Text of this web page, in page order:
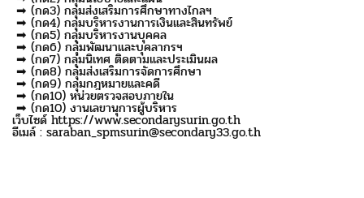
➡ (กด3) กลุ่มส่งเสริมการศึกษาทางไกลฯ
➡ (กด4) กลุ่มบริหารงานการเงินและสินทรัพย์
➡ (กด5) กลุ่มบริหารงานบุคคล
➡ (กด6) กลุ่มพัฒนาและบุคลากรฯ
➡ (กด7) กลุ่มนิเทศ ติดตามและประเมินผล
➡ (กด8) กลุ่มส่งเสริมการจัดการศึกษา
➡ (กด9) กลุ่มกฎหมายและคดี
➡ (กด10) หน่วยตรวจสอบภายใน
➡ (กด10) งานเลขานุการผู้บริหาร
เว็บไซด์ https://www.secondarysurin.go.th
อีเมล์ : saraban_spmsurin@secondary33.go.th